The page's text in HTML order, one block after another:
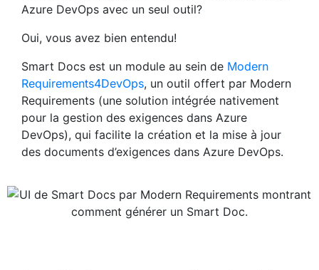
Azure DevOps avec un seul outil?
Oui, vous avez bien entendu!
Smart Docs est un module au sein de Modern
Requirements4DevOps, un outil offert par Modern
Requirements (une solution intégrée nativement
pour la gestion des exigences dans Azure
DevOps), qui facilite la création et la mise à jour
des documents d’exigences dans Azure DevOps.